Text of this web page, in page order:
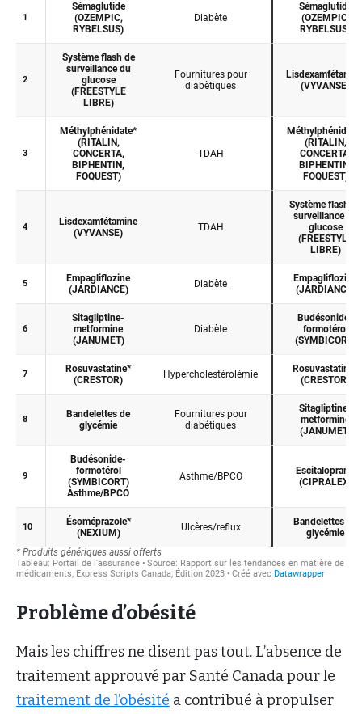
Problème d’obésité
Mais les chiffres ne disent pas tout. L’absence de
traitement approuvé par Santé Canada pour le
traitement de l’obésité a contribué à propulser